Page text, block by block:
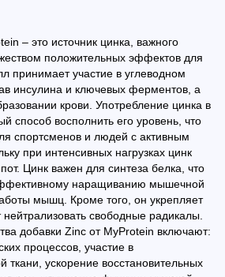
– это источник цинка, важного
положительных эффектов для
принимает участие в углеводном
инсулина и ключевых ферментов, а
крови. Употребление цинка в
способ восполнить его уровень, что
спортсменов и людей с активным
при интенсивных нагрузках цинк
Цинк важен для синтеза белка, что
наращиванию мышечной
мышц. Кроме того, он укрепляет
свободные радикалы.
добавки Zinc от MyProtein включают:
процессов, участие в
ткани, ускорение восстановительных